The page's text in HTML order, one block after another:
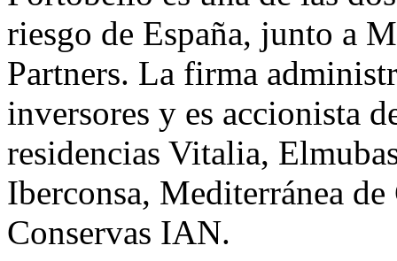
riesgo de España, junto a
Partners. La firma
inversores y es accionista
residencias Vitalia,
Iberconsa, Mediterránea
Conservas IAN.